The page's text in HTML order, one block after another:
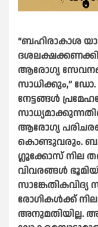
“ബഹിരാകാശ
ആരോഗ്യ
സാധിക്കും,”
നേട്ടങ്ങൾ
ആരോഗ്യ
കൊണ്ടുവരും.
ഗ്ലൂക്കോസ് നില
വിവരങ്ങൾ
രോഗികൾക്ക്
അനുമതിയില്ല.